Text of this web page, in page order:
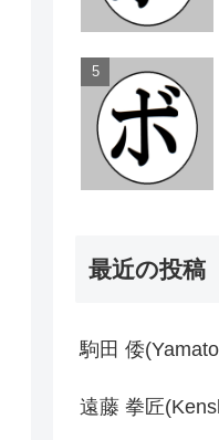
最近の投稿
駒田 倭
遠藤 拳匠